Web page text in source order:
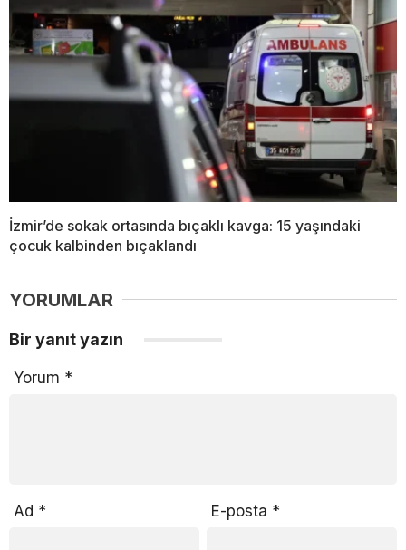
İzmir’de sokak ortasında bıçaklı kavga: 15 yaşındaki
çocuk kalbinden bıçaklandı
YORUMLAR
Bir yanıt yazın
Yorum *
Ad * E-posta *